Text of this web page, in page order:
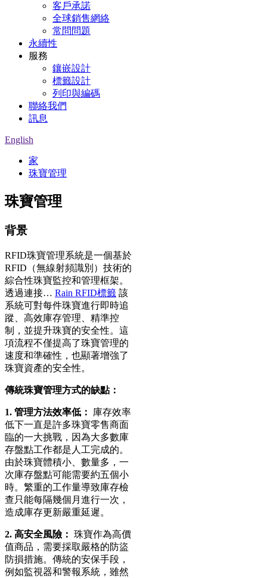
客戶承諾
全球銷售網絡
常問問題
永續性
服務
鑲嵌設計
標籤設計
列印與編碼
聯絡我們
訊息
English
家
珠寶管理
珠寶管理
背景
RFID珠寶管理系統是一個基於
RFID（無線射頻識別）技術的
綜合性珠寶監控和管理框架。
透過連接… Rain RFID標籤 該
系統可對每件珠寶進行即時追
蹤、高效庫存管理、精準控
制，並提升珠寶的安全性。這
項流程不僅提高了珠寶管理的
速度和準確性，也顯著增強了
珠寶資產的安全性。
傳統珠寶管理方式的缺點：
1. 管理方法效率低：
庫存效率
低下一直是許多珠寶零售商面
臨的一大挑戰，因為大多數庫
存盤點工作都是人工完成的。
由於珠寶體積小、數量多，一
次庫存盤點可能需要約五個小
時。繁重的工作量導致庫存檢
查只能每隔幾個月進行一次，
造成庫存更新嚴重延遲。
2. 高安全風險： 珠寶作為高價
值商品，需要採取嚴格的防盜
防損措施。傳統的安保手段，
例如監視器和警報系統，雖然